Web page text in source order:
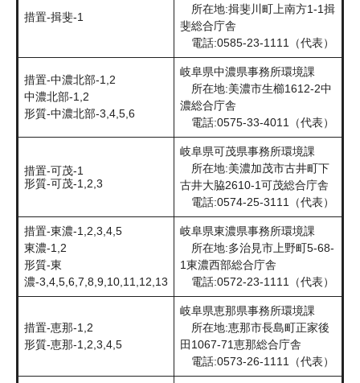
措置-揖斐-1
所在地:揖斐川町上南方1-1揖
斐総合庁舎
電話:0585-23-1111（代表）
措置-中濃北部-1,2
中濃北部-1,2
形質-中濃北部-3,4,5,6
岐阜県中濃県事務所環境課
所在地:美濃市生櫛1612-2中
濃総合庁舎
電話:0575-33-4011（代表）
措置-可茂-1
形質-可茂-1,2,3
岐阜県可茂県事務所環境課
所在地:美濃加茂市古井町下
古井大脇2610-1可茂総合庁舎
電話:0574-25-3111（代表）
措置-東濃-1,2,3,4,5
東濃-1,2
形質-東
濃-3,4,5,6,7,8,9,10,11,12,13
岐阜県東濃県事務所環境課
所在地:多治見市上野町5-68-
1東濃西部総合庁舎
電話:0572-23-1111（代表）
措置-恵那-1,2
形質-恵那-1,2,3,4,5
岐阜県恵那県事務所環境課
所在地:恵那市長島町正家後
田1067-71恵那総合庁舎
電話:0573-26-1111（代表）